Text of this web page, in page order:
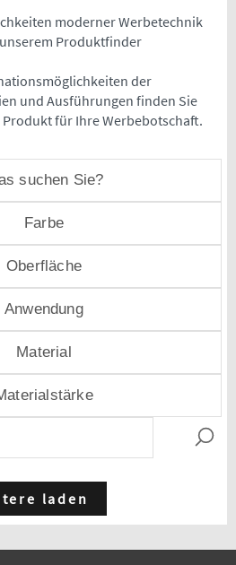
moderner Werbetechnik
Produktfinder
der
und Ausführungen finden Sie
für Ihre Werbebotschaft.
suchen Sie?
Farbe
Oberfläche
Anwendung
Material
laden